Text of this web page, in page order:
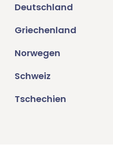
Deutschland
Griechenland
Norwegen
Schweiz
Tschechien